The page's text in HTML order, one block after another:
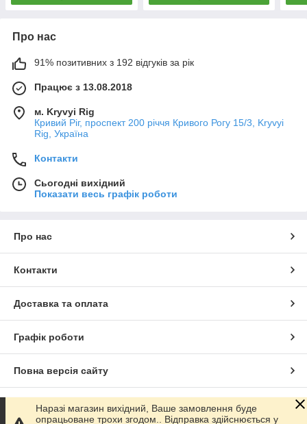
Про нас
91% позитивних з 192 відгуків за рік
Працює з 13.08.2018
м. Kryvyi Rig
Кривий Ріг, проспект 200 річчя Кривого Рогу 15/3, Kryvyi
Rig, Україна
Контакти
Сьогодні вихідний
Показати весь графік роботи
Про нас
Контакти
Доставка та оплата
Графік роботи
Повна версія сайту
Сайт створено на маркетплейсі
Наразі магазин вихідний, Ваше замовлення буде
опрацьоване трохи згодом.. Відправка здійснюється у